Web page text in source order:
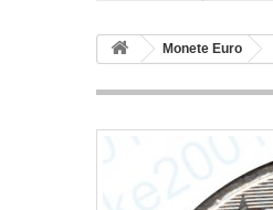
Monete Euro